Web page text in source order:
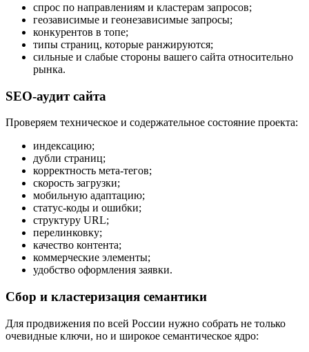
спрос по направлениям и кластерам запросов;
геозависимые и геонезависимые запросы;
конкурентов в топе;
типы страниц, которые ранжируются;
сильные и слабые стороны вашего сайта относительно
рынка.
SEO-аудит сайта
Проверяем техническое и содержательное состояние проекта:
индексацию;
дубли страниц;
корректность мета-тегов;
скорость загрузки;
мобильную адаптацию;
статус-коды и ошибки;
структуру URL;
перелинковку;
качество контента;
коммерческие элементы;
удобство оформления заявки.
Сбор и кластеризация семантики
Для продвижения по всей России нужно собрать не только
очевидные ключи, но и широкое семантическое ядро: